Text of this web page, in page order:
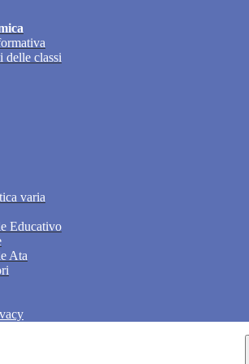
delle classi
varia
Educativo
Ata